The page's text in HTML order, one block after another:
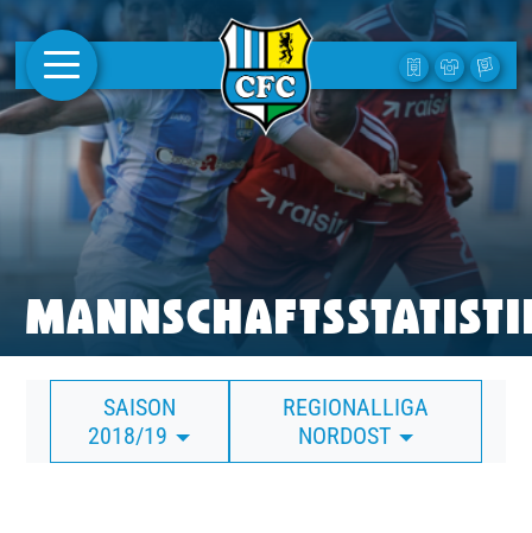
AKTUELLES
1. MANNSCHAFT
FRAUEN
CAMPUS
CLUB
CLUBMITGLIEDSCHAFT
BUSINESS
SAISON
2018/19
REGIONALLIGA
NORDOST